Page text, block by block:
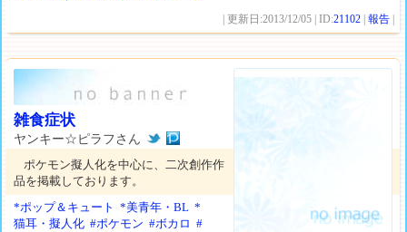
| 更新日:2013/12/05 | ID:21102 |報告
雑食症状
ヤンキー☆ピラフさん
ポケモン擬人化を中心に、二次創作作
品を掲載しております。
*ポップ＆キュート
*美青年・BL *
猫耳・擬人化 #ポケモン #ボカロ #